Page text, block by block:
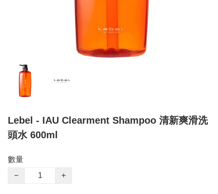
Lebel - IAU Clearment Shampoo 清新爽滑洗
頭水 600ml
數量
−
+